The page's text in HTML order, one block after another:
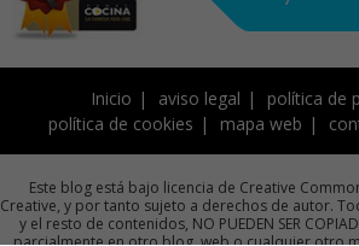
Inicio aviso legal
política de
política de cookies
mapa web
Este blog está bajo licencia de Creative
Creative, y por tanto sujeto a derechos de autor.
y el resto de contenidos, NO PUEDEN SER
parcialmente en otro blog, web o cualquier otro